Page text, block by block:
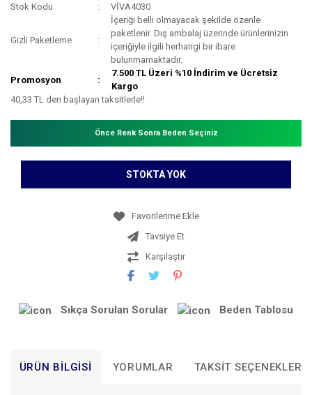
Stok Kodu
VİVA4030
Gizli Paketleme
İçeriği belli olmayacak şekilde özenle
paketlenir. Dış ambalaj üzerinde ürünlerinizin
içeriğiyle ilgili herhangi bir ibare
bulunmamaktadır.
Promosyon
7.500 TL Üzeri %10 İndirim ve Ücretsiz
Kargo
40,33 TL den başlayan taksitlerle!!
Önce Renk Sonra Beden Seçiniz
STOKTA YOK
Tavsiye Et
Karşılaştır
Sıkça Sorulan Sorular Beden Tablosu
ÜRÜN BILGISI YORUMLAR TAKSIT SEÇENEKLERI